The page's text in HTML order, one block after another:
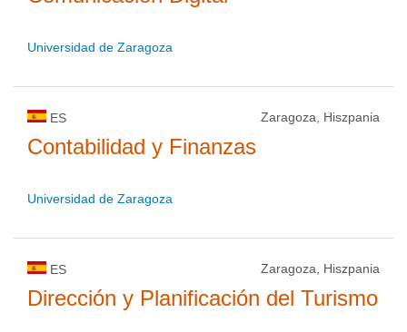
Universidad de Zaragoza
ES Zaragoza, Hiszpania
Contabilidad y Finanzas
Universidad de Zaragoza
ES Zaragoza, Hiszpania
Dirección y Planificación del Turismo